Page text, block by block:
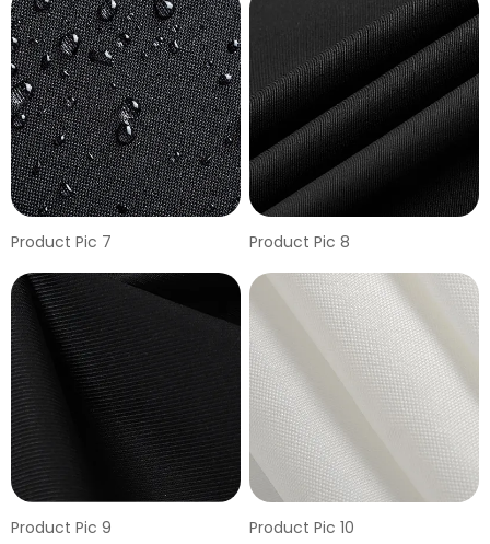
Product Pic 7 Product Pic 8
Product Pic 9 Product Pic 10